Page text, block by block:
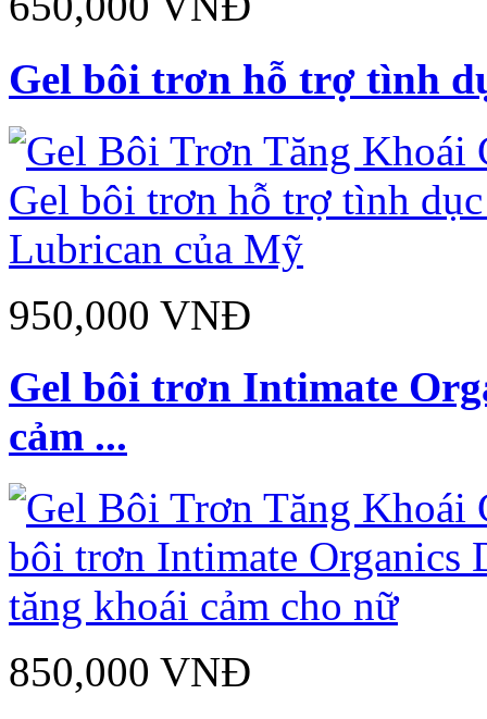
Gel bôi trơn hỗ trợ tình
950,000 VNĐ
Gel bôi trơn Intimate
cảm ...
850,000 VNĐ